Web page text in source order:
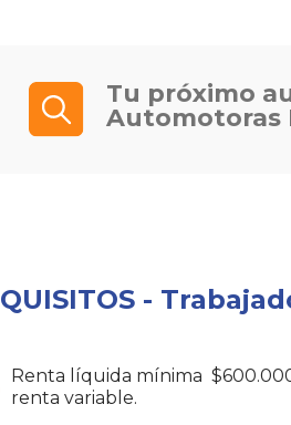
Tu próximo
Automotoras
-
Renta líquida mínima
renta variable.